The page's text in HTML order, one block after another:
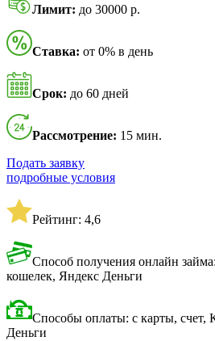
Лимит: до 30000 р.
Ставка: от 0% в день
Срок: до 60 дней
Рассмотрение: 15 мин.
Подать заявку
подробные условия
Рейтинг: 4,6
Способ получения онлайн
кошелек, Яндекс Деньги
Способы оплаты: с карты, счет,
Деньги